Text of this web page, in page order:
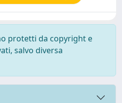
protetti da copyright e
salvo diversa